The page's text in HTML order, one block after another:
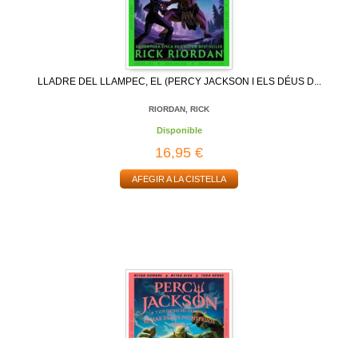
LLADRE DEL LLAMPEC, EL (PERCY JACKSON I ELS DÉUS D...
RIORDAN, RICK
Disponible
16,95 €
AFEGIR A LA CISTELLA